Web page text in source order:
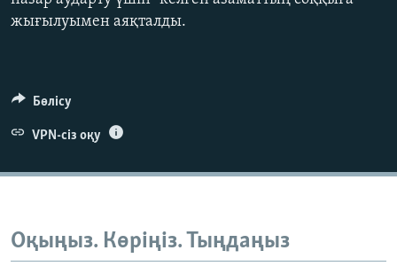
жығылуымен аяқталды.
Бөлісу
VPN-сіз оқу
Оқыңыз. Көріңіз. Тыңдаңыз